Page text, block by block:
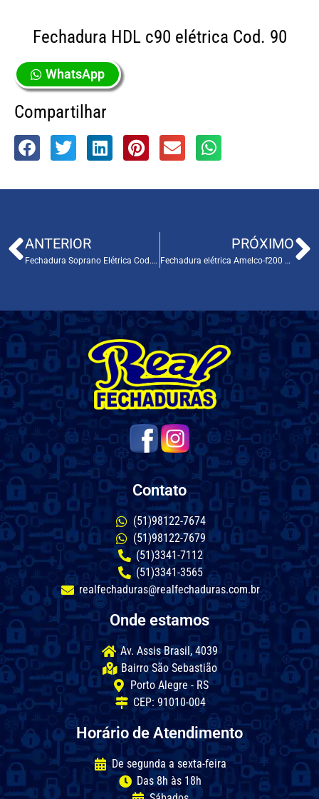
Fechadura HDL c90 elétrica Cod. 90
WhatsApp
Compartilhar
ANTERIOR
Fechadura Soprano Elétrica Cod. 150149
PRÓXIMO
Fechadura elétrica Amelco-f200 Cod. 200
Contato
(51)98122-7674
(51)98122-7679
(51)3341-7112
(51)3341-3565
realfechaduras@realfechaduras.com.br
Onde estamos
Av. Assis Brasil, 4039
Bairro São Sebastião
Porto Alegre - RS
CEP: 91010-004
Horário de Atendimento
De segunda a sexta-feira
Das 8h às 18h